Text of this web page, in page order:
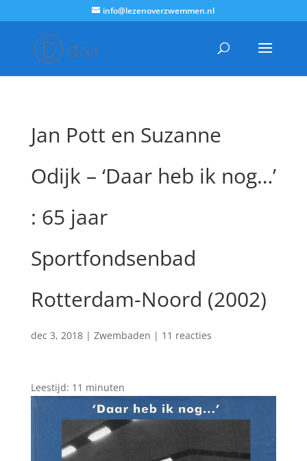
info@lezenoverzwemmen.nl
Jan Pott en Suzanne
Odijk – ‘Daar heb ik nog…’
: 65 jaar
Sportfondsenbad
Rotterdam-Noord (2002)
dec 3, 2018| Zwembaden | 11 reacties
Leestijd: 11 minuten